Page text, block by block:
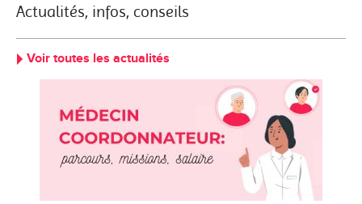
Actualités, infos, conseils
Voir toutes les actualités